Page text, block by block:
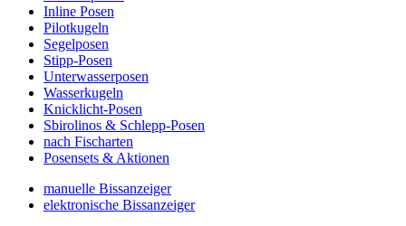
Inline Posen
Pilotkugeln
Segelposen
Stipp-Posen
Unterwasserposen
Wasserkugeln
Knicklicht-Posen
Sbirolinos & Schlepp-Posen
nach Fischarten
Posensets & Aktionen
manuelle Bissanzeiger
elektronische Bissanzeiger